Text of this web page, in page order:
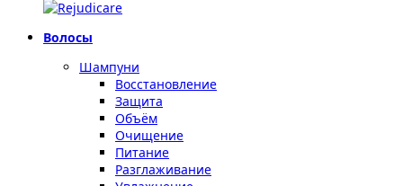
Волосы
Шампуни
Восстановление
Защита
Объём
Очищение
Питание
Разглаживание